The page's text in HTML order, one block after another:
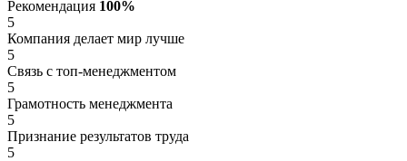
Рекомендация 100%
5
Компания делает мир лучше
5
Связь с топ-менеджментом
5
Грамотность менеджмента
5
Признание результатов труда
5